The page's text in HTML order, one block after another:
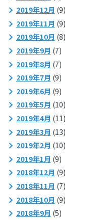
2019年12月 (9)
2019年11月 (9)
2019年10月 (8)
2019年9月 (7)
2019年8月 (7)
2019年7月 (9)
2019年6月 (9)
2019年5月 (10)
2019年4月 (11)
2019年3月 (13)
2019年2月 (10)
2019年1月 (9)
2018年12月 (9)
2018年11月 (7)
2018年10月 (9)
2018年9月 (5)